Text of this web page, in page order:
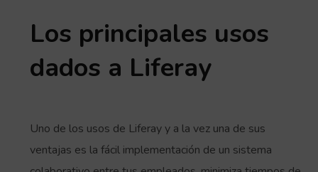
Los principales usos
dados a Liferay
Uno de los usos de Liferay y a la vez una de sus
ventajas es la fácil implementación de un sistema